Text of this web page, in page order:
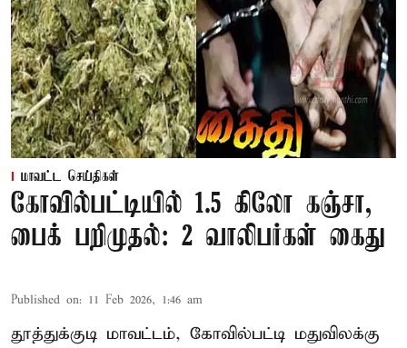
மாவட்ட செய்திகள்
கோவில்பட்டியில் 1.5 கிலோ கஞ்சா,
பைக் பறிமுதல்: 2 வாலிபர்கள் கைது
Published on: 11 Feb 2026, 1:46 am
தூத்துக்குடி மாவட்டம், கோவில்பட்டி மதுவிலக்கு